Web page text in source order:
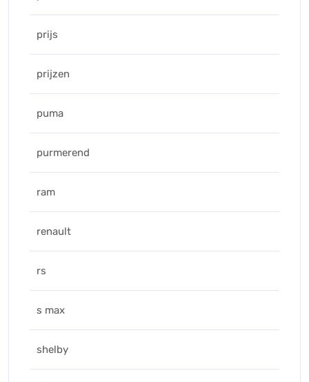
prijs
prijzen
puma
purmerend
ram
renault
rs
s max
shelby